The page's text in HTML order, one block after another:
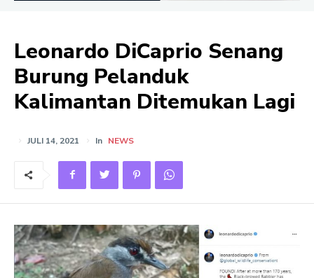
Leonardo DiCaprio Senang
Burung Pelanduk
Kalimantan Ditemukan Lagi
JULI 14, 2021 In NEWS